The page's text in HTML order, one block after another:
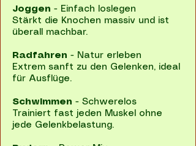
Joggen - Einfach loslegen
Stärkt die Knochen massiv und ist
überall machbar.
Radfahren - Natur erleben
Extrem sanft zu den Gelenken, ideal
für Ausflüge.
Schwimmen - Schwerelos
Trainiert fast jeden Muskel ohne
jede Gelenkbelastung.